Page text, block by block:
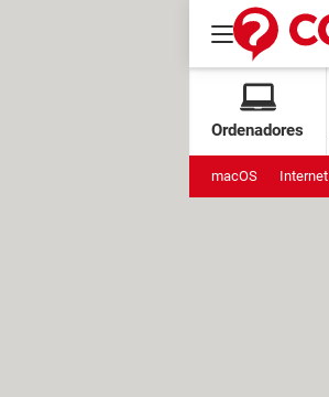
Ordenadores
macOS Internet